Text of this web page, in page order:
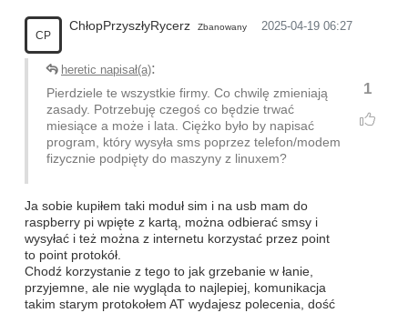
CP
ChłopPrzyszłyRycerz Zbanowany 2025-04-19 06:27
1
heretic napisał(a):
Pierdziele te wszystkie firmy. Co chwilę zmieniają
zasady. Potrzebuję czegoś co będzie trwać
miesiące a może i lata. Ciężko było by napisać
program, który wysyła sms poprzez telefon/modem
fizycznie podpięty do maszyny z linuxem?
Ja sobie kupiłem taki moduł sim i na usb mam do
raspberry pi wpięte z kartą, można odbierać smsy i
wysyłać i też można z internetu korzystać przez point
to point protokół.
Chodź korzystanie z tego to jak grzebanie w łanie,
przyjemne, ale nie wygląda to najlepiej, komunikacja
takim starym protokołem AT wydajesz polecenia, dość